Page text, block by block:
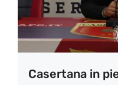
Casertana in